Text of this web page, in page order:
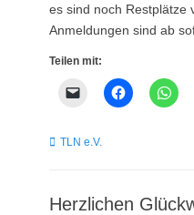
es sind noch Restplätze
Anmeldungen sind ab
Teilen mit:
Kategorien
TLN e.V.
Herzlichen